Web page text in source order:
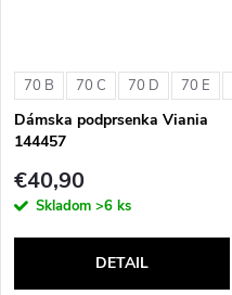
70 B 70 C 70 D 70 E
Dámska podprsenka Viania
144457
€40,90
Skladom >6 ks
DETAIL